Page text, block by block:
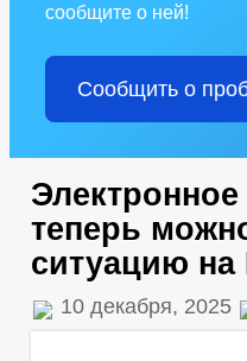
сообщите о ней!
Сообщить о
теперь
ситуацию на
10 декабря, 2025